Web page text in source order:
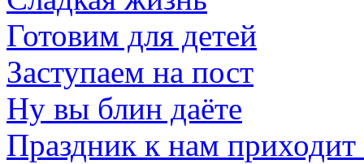
Готовим для детей
Заступаем на пост
Ну вы блин даёте
Праздник к нам